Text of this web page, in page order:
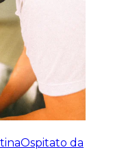
Ospitato da